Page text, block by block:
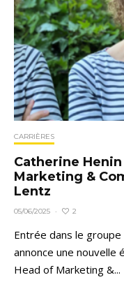
CARRIÈRES
Catherine
Marketing &
Lentz
05/06/2025 · 2
Entrée dans le groupe
annonce une
Head of Marketing &...